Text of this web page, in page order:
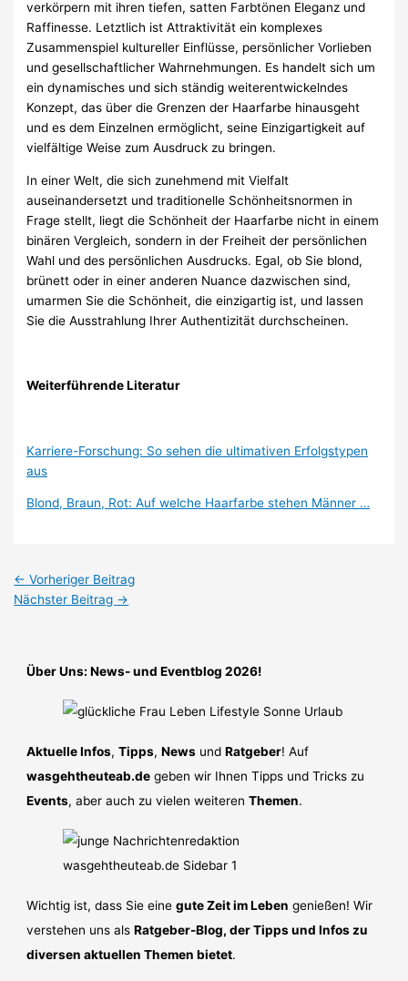
verkörpern mit ihren tiefen, satten Farbtönen Eleganz und
Raffinesse. Letztlich ist Attraktivität ein komplexes
Zusammenspiel kultureller Einflüsse, persönlicher Vorlieben
und gesellschaftlicher Wahrnehmungen. Es handelt sich um
ein dynamisches und sich ständig weiterentwickelndes
Konzept, das über die Grenzen der Haarfarbe hinausgeht
und es dem Einzelnen ermöglicht, seine Einzigartigkeit auf
vielfältige Weise zum Ausdruck zu bringen.
In einer Welt, die sich zunehmend mit Vielfalt
auseinandersetzt und traditionelle Schönheitsnormen in
Frage stellt, liegt die Schönheit der Haarfarbe nicht in einem
binären Vergleich, sondern in der Freiheit der persönlichen
Wahl und des persönlichen Ausdrucks. Egal, ob Sie blond,
brünett oder in einer anderen Nuance dazwischen sind,
umarmen Sie die Schönheit, die einzigartig ist, und lassen
Sie die Ausstrahlung Ihrer Authentizität durchscheinen.
Weiterführende Literatur
Karriere-Forschung: So sehen die ultimativen Erfolgstypen
aus
Blond, Braun, Rot: Auf welche Haarfarbe stehen Männer …
← Vorheriger Beitrag
Nächster Beitrag →
Über Uns: News- und Eventblog 2026!
Aktuelle Infos,Tipps,News undRatgeber! Auf
wasgehtheuteab.de geben wir Ihnen Tipps und Tricks zu
Events, aber auch zu vielen weiterenThemen.
Wichtig ist, dass Sie einegute Zeit im Leben genießen! Wir
verstehen uns alsRatgeber-Blog, der Tipps und Infos zu
diversen aktuellen Themen bietet.